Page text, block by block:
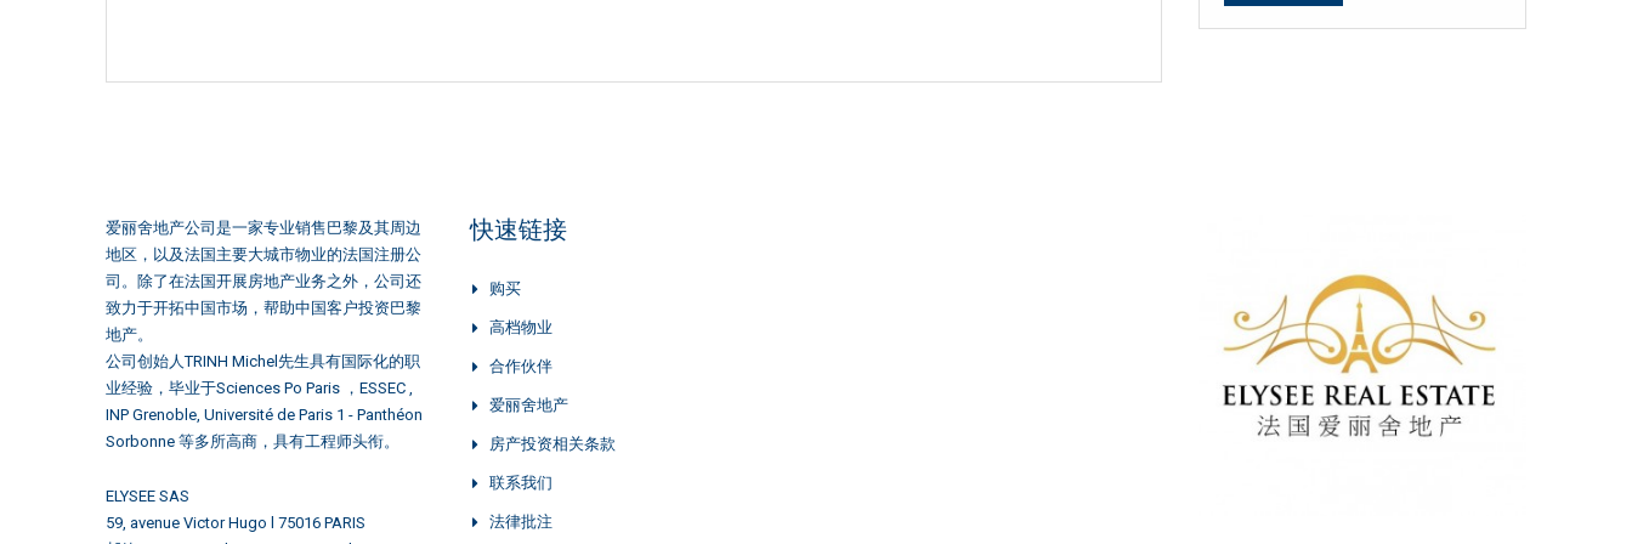
爱丽舍地产公司是一家专业销售巴黎及其周边
地区，以及法国主要大城市物业的法国注册公
司。除了在法国开展房地产业务之外，公司还
致力于开拓中国市场，帮助中国客户投资巴黎
地产。
公司创始人TRINH Michel先生具有国际化的职
业经验，毕业于Sciences Po Paris ，ESSEC ,
INP Grenoble, Université de Paris 1 - Panthéon
Sorbonne 等多所高商，具有工程师头衔。
ELYSEE SAS
59, avenue Victor Hugo l 75016 PARIS
快速链接
购买
高档物业
合作伙伴
爱丽舍地产
房产投资相关条款
联系我们
法律批注